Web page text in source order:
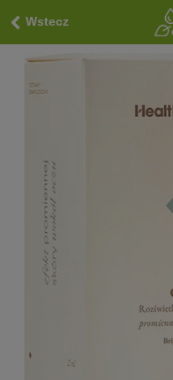
Wstecz